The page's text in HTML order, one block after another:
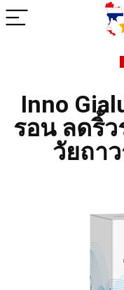
Inno
รอน ลดริ้
วัยถา